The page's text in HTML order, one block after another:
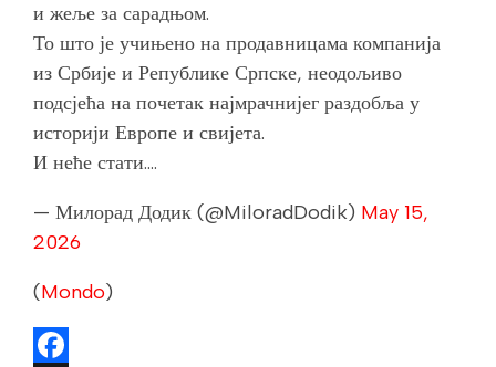
и жеље за сарадњом.
То што је учињено на продавницама компанија
из Србије и Републике Српске, неодољиво
подсјећа на почетак најмрачнијег раздобља у
историји Европе и свијета.
И неће стати.…
— Милорад Додик (@MiloradDodik) May 15,
2026
(Mondo)